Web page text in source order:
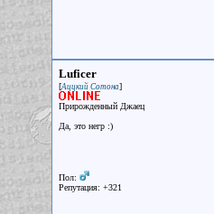
Luficer
[Аццкий Сотона]
Прирожденный Джаец
Да, это негр :)
Пол:
Репутация: +321